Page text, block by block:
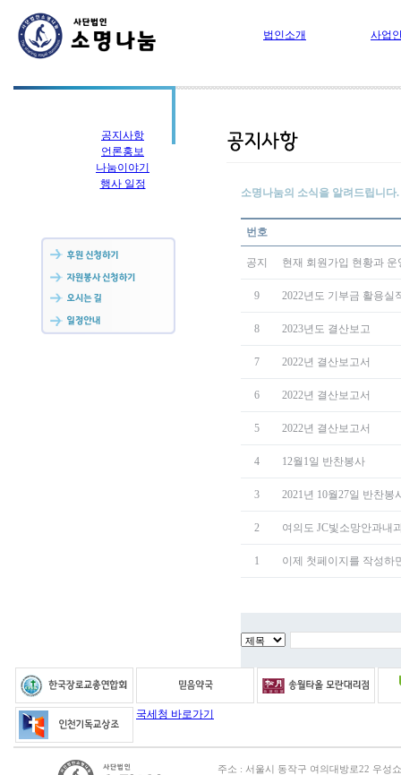
법인소개 사업
공지사항
언론홍보
나눔이야기
행사 일정
소명나눔의 소식을 알려드립니다.
번호
공지 현재 회원가입 현황과
9 2022년도 기부금 활용실
8 2023년도 결산보고
7 2022년 결산보고서
6 2022년 결산보고서
5 2022년 결산보고서
4 12월1일 반찬봉사
3 2021년 10월27일 반찬봉
2 여의도 JC빛소망안과내
1 이제 첫페이지를 작성하
국세청 바로가기
주소 : 서울시 동작구 여의대방로22 우성